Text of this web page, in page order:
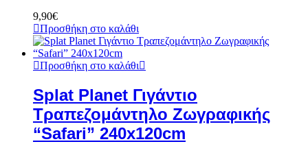
9,90€
Προσθήκη στο καλάθι
Προσθήκη στο καλάθι
Splat Planet Γιγάντιο
Τραπεζομάντηλο Ζωγραφικής
“Safari” 240x120cm